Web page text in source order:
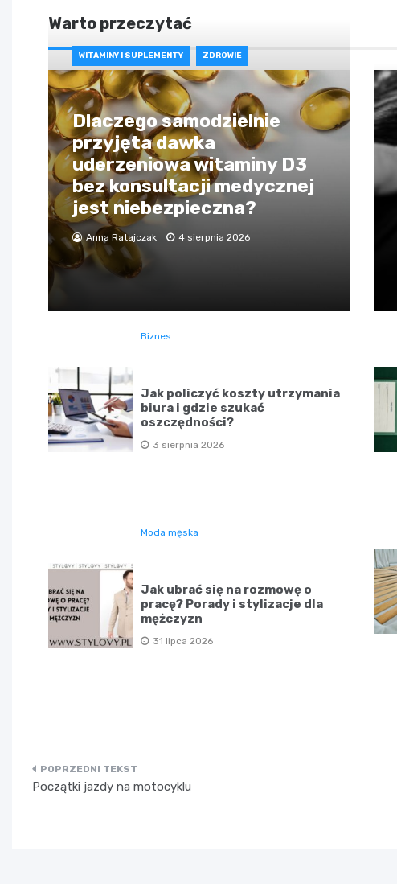
Warto przeczytać
WITAMINY I SUPLEMENTY ZDROWIE
Dlaczego samodzielnie
przyjęta dawka
uderzeniowa witaminy D3
bez konsultacji medycznej
jest niebezpieczna?
Anna Ratajczak 4 sierpnia 2026
Biznes
Jak policzyć koszty utrzymania
biura i gdzie szukać
oszczędności?
3 sierpnia 2026
Moda męska
Jak ubrać się na rozmowę o
pracę? Porady i stylizacje dla
mężczyzn
31 lipca 2026
Nawigacja
Początki jazdy na motocyklu